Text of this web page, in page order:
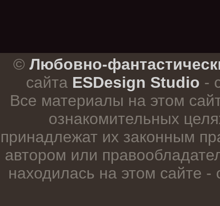
© Любовно-
сайта ESDesign Studio -
Все материалы на этом
ознакомительных
принадлежат их законным
автором или
находилась на этом сайте